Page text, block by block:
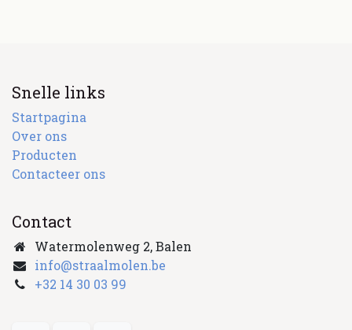
Snelle links
Startpagina
Over ons
Producten
Contacteer ons
Contact
Watermolenweg 2, Balen
info@straalmolen.be
+32 14 30 03 99